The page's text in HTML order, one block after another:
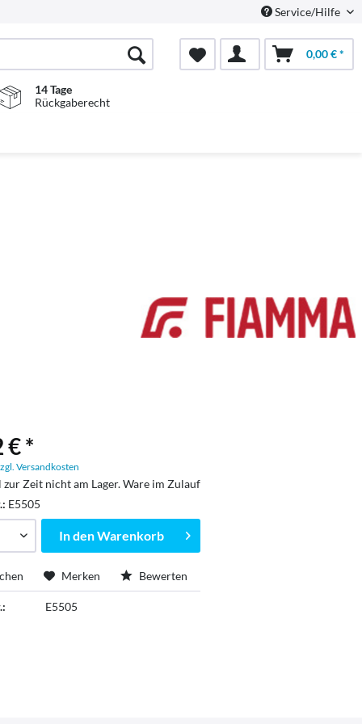
Service/Hilfe
0,00 € *
14 Tage
Rückgaberecht
€ *
Versandkosten
Zeit nicht am Lager. Ware im Zulauf
E5505
In denWarenkorb
Merken Bewerten
E5505